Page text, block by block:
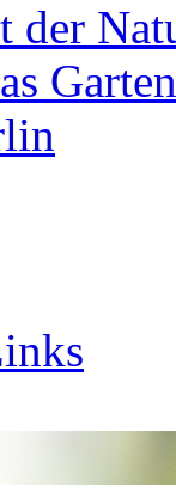
der
Garten